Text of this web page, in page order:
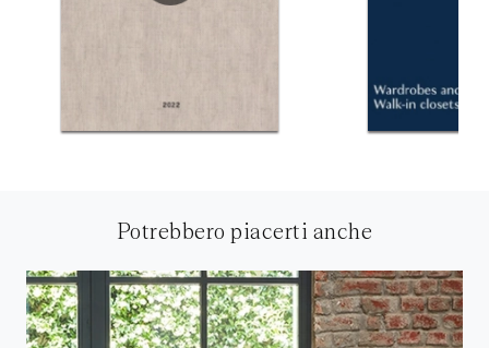
Potrebbero piacerti anche